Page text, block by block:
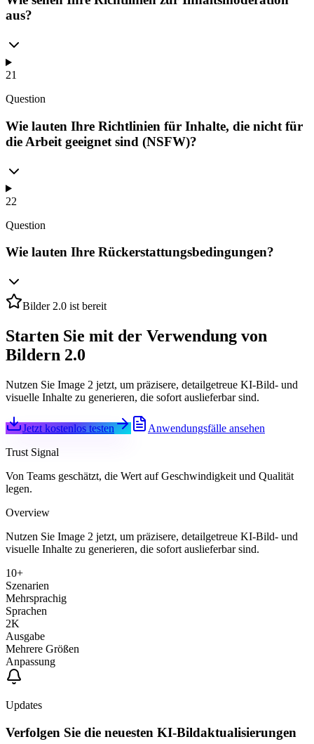
aus?
21
Question
Wie lauten Ihre Richtlinien für Inhalte, die nicht für
die Arbeit geeignet sind (NSFW)?
22
Question
Wie lauten Ihre Rückerstattungsbedingungen?
Bilder 2.0 ist bereit
Starten Sie mit der Verwendung von
Bildern 2.0
Nutzen Sie Image 2 jetzt, um präzisere, detailgetreue KI-Bild- und
visuelle Inhalte zu generieren, die sofort auslieferbar sind.
Jetzt kostenlos testen
Anwendungsfälle ansehen
Trust Signal
Von Teams geschätzt, die Wert auf Geschwindigkeit und Qualität
legen.
Overview
Nutzen Sie Image 2 jetzt, um präzisere, detailgetreue KI-Bild- und
visuelle Inhalte zu generieren, die sofort auslieferbar sind.
10+
Szenarien
Mehrsprachig
Sprachen
2K
Ausgabe
Mehrere Größen
Anpassung
Updates
Verfolgen Sie die neuesten KI-Bildaktualisierungen